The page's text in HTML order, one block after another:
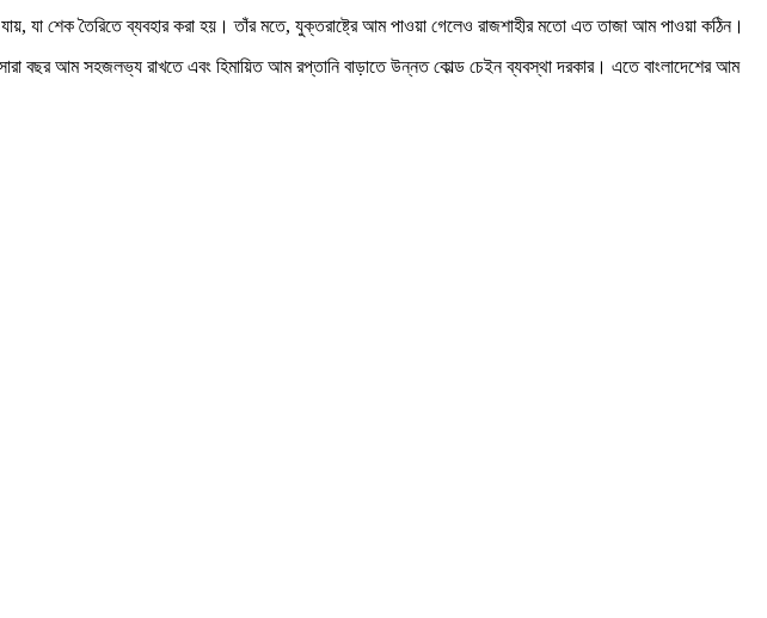
যায়, যা শেক তৈরিতে ব্যবহার করা হয়। তাঁর মতে, যুক্তরাষ্ট্রে আম পাওয়া গেলেও রাজশাহীর মতো এত তাজা আম পাওয়া কঠিন।
সারা বছর আম সহজলভ্য রাখতে এবং হিমায়িত আম রপ্তানি বাড়াতে উন্নত কোল্ড চেইন ব্যবস্থা দরকার। এতে বাংলাদেশের আম